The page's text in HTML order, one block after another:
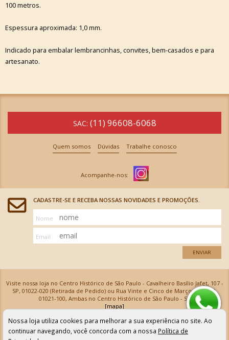
100 metros.
Espessura aproximada: 1,0 mm.
Indicado para embalar lembrancinhas, convites, bem-casados e para
artesanato.
SAC: (11) 96608-6068
Quem somos Dúvidas Trabalhe conosco
CADASTRE-SE E RECEBA NOSSAS NOVIDADES E PROMOÇÕES.
Nome
Email
ENVIAR
Visite nossa loja no Centro Histórico de São Paulo - Cavalheiro Basílio Jafet, 107 -
SP, 01022-020 (Retirada de Pedido) ou Rua Vinte e Cinco de Março, 576 - SP,
01021-100, Ambas no Centro Histórico de São Paulo - SP
[mapa]
Armarinhos Santa Cecília Ltda | CNPJ: 61.069.639/0001-18
Os preços e as condições de pagamento apresentadas na loja virtual não valem para nossa loja física e
podem sofrer alterações sem aviso prévio. Vendas com cartão de crédito sujeitas a análise e
confirmação de dados.
Nossa loja utiliza cookies para melhorar a sua experiência no site. Ao
continuar navegando, você concorda com a nossa Política de